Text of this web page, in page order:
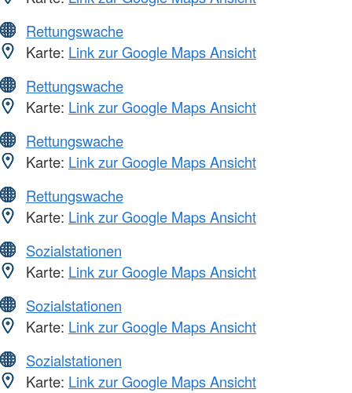
Rettungswache
Karte: Link zur Google Maps Ansicht
Rettungswache
Karte: Link zur Google Maps Ansicht
Rettungswache
Karte: Link zur Google Maps Ansicht
Rettungswache
Karte: Link zur Google Maps Ansicht
Sozialstationen
Karte: Link zur Google Maps Ansicht
Sozialstationen
Karte: Link zur Google Maps Ansicht
Sozialstationen
Karte: Link zur Google Maps Ansicht